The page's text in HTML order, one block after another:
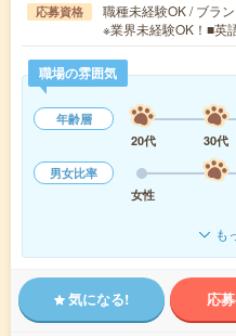
応募資格
職種未経験OK / ブラ
※業界未経験OK！■英
職場の雰囲気
年齢層
20代
30代
男女比率
女性
も
気になる! 応